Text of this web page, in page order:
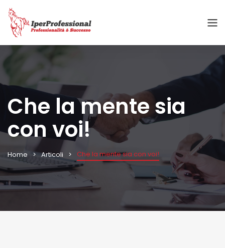
Che la mente sia
con voi!
Home Articoli Che la mente sia con voi!